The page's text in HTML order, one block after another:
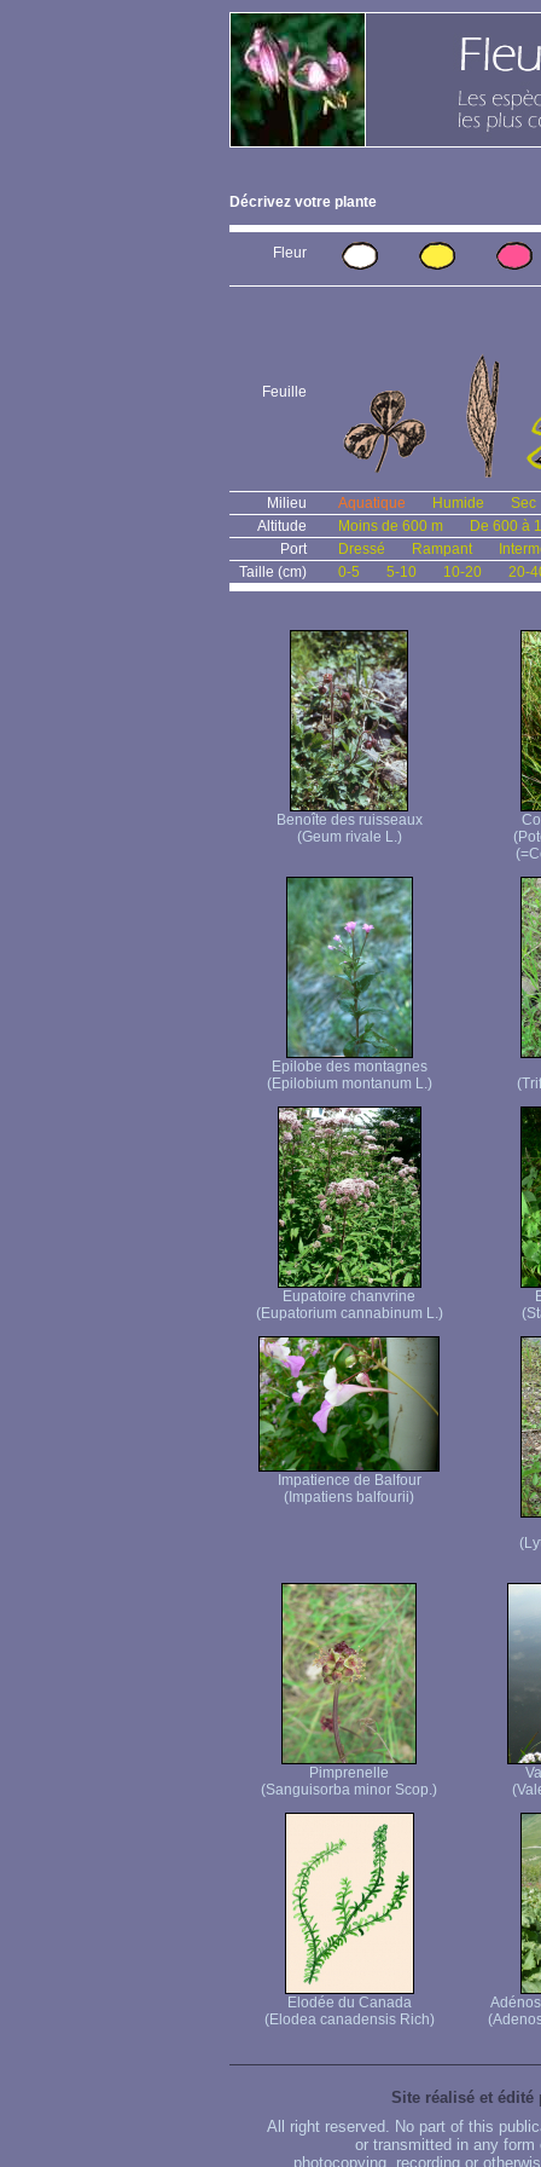
Décrivez votre plante
Fleur
Feuille
Milieu Aquatique Humide
Sec
Altitude
Moins de 600 m
De 600 à
Port
Dressé Rampant
Taille (cm)
0-5 5-10 10-20 20-
Benoîte des ruisseaux
(Geum rivale L.)
Epilobe des montagnes
(Epilobium montanum L.)
Eupatoire chanvrine
(Eupatorium cannabinum L.)
Impatience de Balfour
(Impatiens balfourii)
Pimprenelle
(Sanguisorba minor Scop.)
Elodée du Canada
(Elodea canadensis Rich)
Site réalisé et édité
All right reserved. No part of this
or transmitted in any
photocopying, recording or